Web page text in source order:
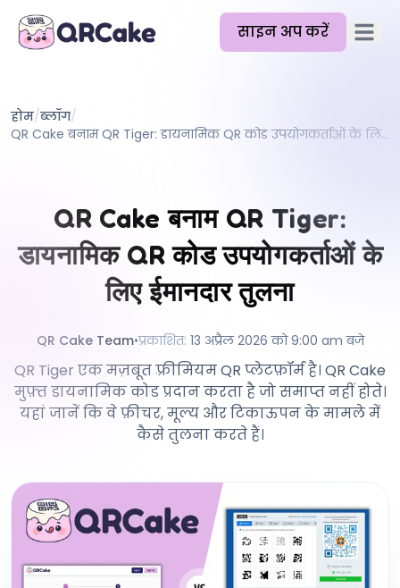
साइन अप करें मुख्य
मूल्य निर्धारण
दस्तावेज़
मदद
होम/ब्लॉग/
QR Cake बनाम QR Tiger: डायनामिक QR कोड उपयोगकर्ताओं के लिए ईमानदार तुलना
QR Cake बनाम QR Tiger:
डायनामिक QR कोड उपयोगकर्ताओं के
लिए ईमानदार तुलना
QR Cake Team•प्रकाशित: 13 अप्रैल 2026 को 9:00 am बजे
QR Tiger एक मज़बूत फ़्रीमियम QR प्लेटफ़ॉर्म है। QR Cake
मुफ़्त डायनामिक कोड प्रदान करता है जो समाप्त नहीं होते।
यहां जानें कि वे फ़ीचर, मूल्य और टिकाऊपन के मामले में
कैसे तुलना करते हैं।